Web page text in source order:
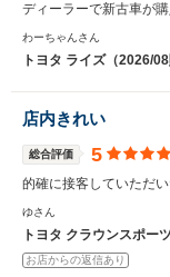
ディーラーで新古車が
わーちゃんさん
トヨタ ライズ（2026/08
店内きれい
総合評価 5
的確に接客していただい
ゆさん
トヨタ クラウンスポー
お店からの返信あり